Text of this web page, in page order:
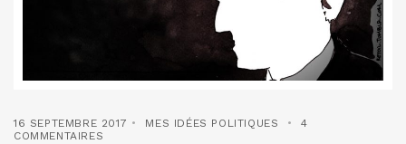
16 SEPTEMBRE 2017 MES IDÉES POLITIQUES
4
COMMENTAIRES